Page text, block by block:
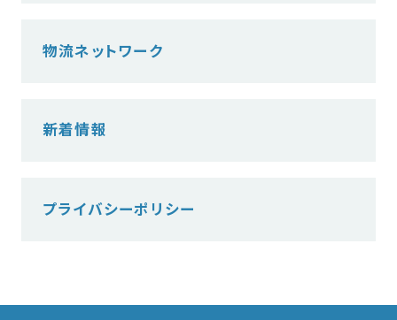
物流ネットワーク
新着情報
プライバシーポリシー